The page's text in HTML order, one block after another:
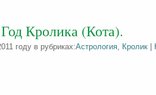
Кролика (Кота).
году в рубриках:Астрология, Кролик